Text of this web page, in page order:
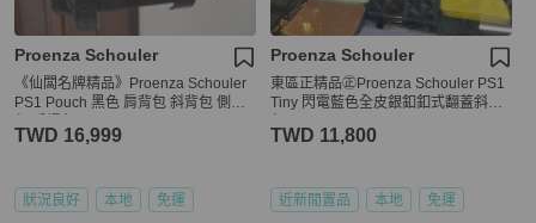
Proenza Schouler
《仙闆名牌精品》Proenza Schouler
PS1 Pouch 黑色 肩背包 斜背包 側背
TWD 16,999
狀況良好 本地 免運
Proenza Schouler
東區正精品㊣Proenza Schouler PS1
Tiny 閃電藍色全皮銀釦釦式翻蓋斜背
TWD 11,800
近新閒置品 本地 免運